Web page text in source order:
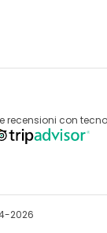
recensioni con
2026